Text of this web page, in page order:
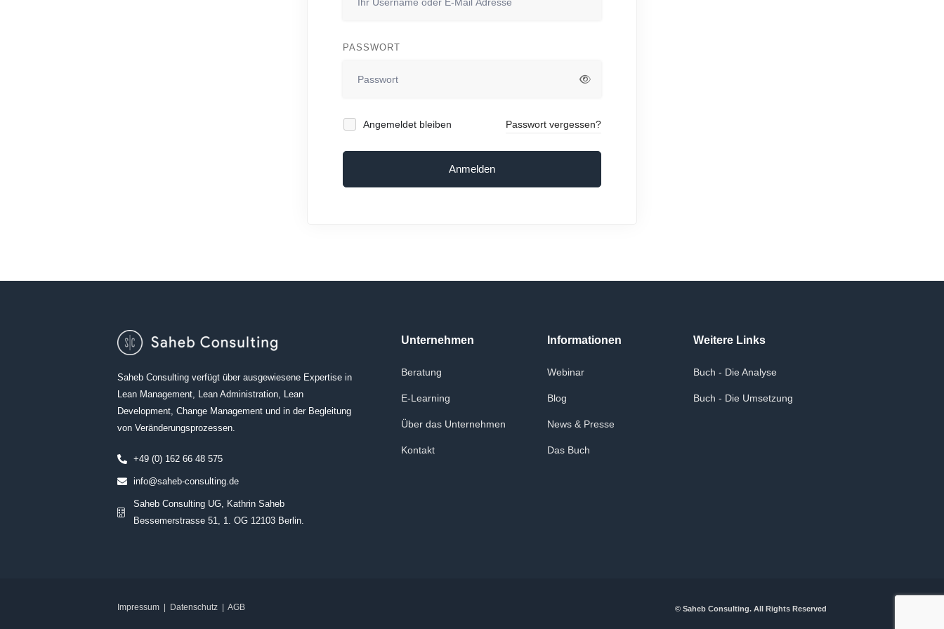
PASSWORT
Angemeldet bleiben Passwort vergessen?
Anmelden
Saheb Consulting verfügt über ausgewiesene Expertise in
Lean Management, Lean Administration, Lean
Development, Change Management und in der Begleitung
von Veränderungsprozessen.
+49 (0) 162 66 48 575
info@saheb-consulting.de
Saheb Consulting UG, Kathrin Saheb
Bessemerstrasse 51, 1. OG 12103 Berlin.
Unternehmen
Beratung
E-Learning
Über das Unternehmen
Kontakt
Informationen
Webinar
Blog
News & Presse
Das Buch
Weitere Links
Buch - Die Analyse
Buch - Die Umsetzung
Impressum Datenschutz AGB © Saheb Consulting. All Rights Reserved